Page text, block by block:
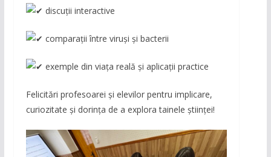
discuții interactive
comparații între viruși și bacterii
exemple din viața reală și aplicații practice
Felicitări profesoarei și elevilor pentru implicare,
curiozitate și dorința de a explora tainele științei!